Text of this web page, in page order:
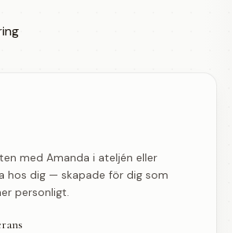
med Amanda i ateljén eller
hos dig — skapade för dig som
personligt.